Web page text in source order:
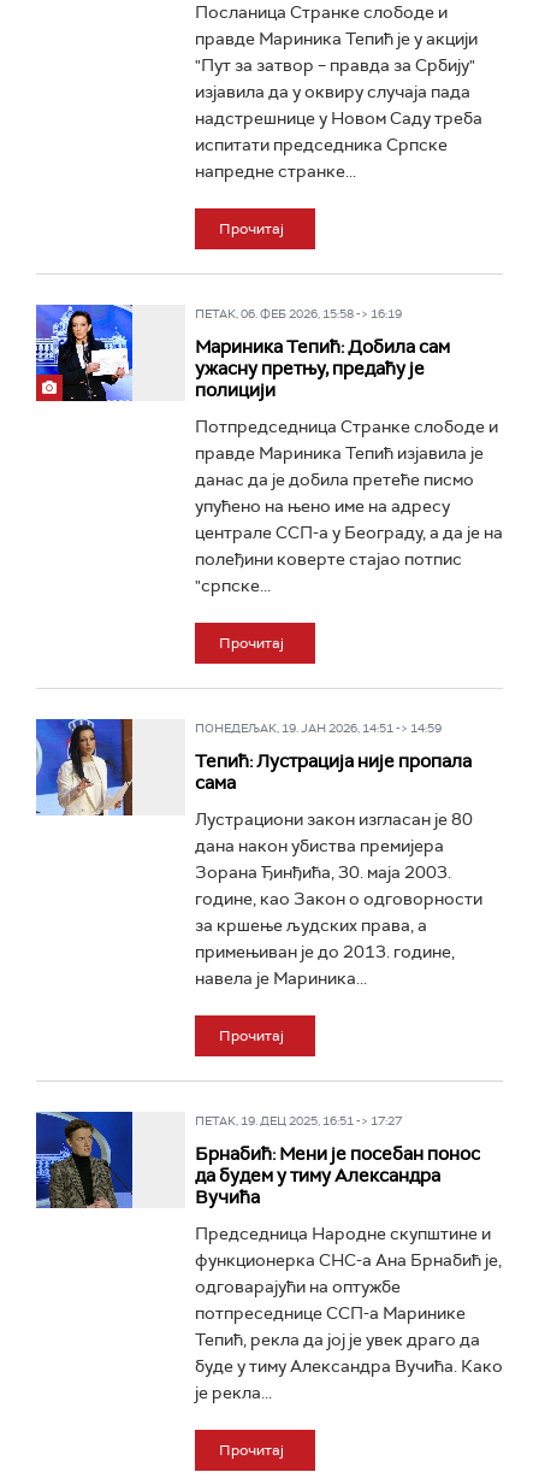
Посланица Странке слободе и
правде Мариника Тепић је у акцији
"Пут за затвор – правда за Србију"
изјавила да у оквиру случаја пада
надстрешнице у Новом Саду треба
испитати председника Српске
напредне странке...
Прочитај
ПЕТАК, 06. ФЕБ 2026, 15:58 -> 16:19
Мариника Тепић: Добила сам
ужасну претњу, предаћу је
полицији
Потпредседница Странке слободе и
правде Мариника Тепић изјавила је
данас да је добила претеће писмо
упућено на њено име на адресу
централе ССП-а у Београду, а да је на
полеђини коверте стајао потпис
"српске...
Прочитај
ПОНЕДЕЉАК, 19. ЈАН 2026, 14:51 -> 14:59
Тепић: Лустрација није пропала
сама
Лустрациони закон изгласан је 80
дана након убиства премијера
Зорана Ђинђића, 30. маја 2003.
године, као Закон о одговорности
за кршење људских права, а
примењиван је до 2013. године,
навела је Мариника...
Прочитај
ПЕТАК, 19. ДЕЦ 2025, 16:51 -> 17:27
Брнабић: Мени је посебан понос
да будем у тиму Александра
Вучића
Председница Народне скупштине и
функционерка СНС-а Ана Брнабић је,
одговарајући на оптужбе
потпреседнице ССП-а Маринике
Тепић, рекла да јој је увек драго да
буде у тиму Александра Вучића. Како
је рекла...
Прочитај